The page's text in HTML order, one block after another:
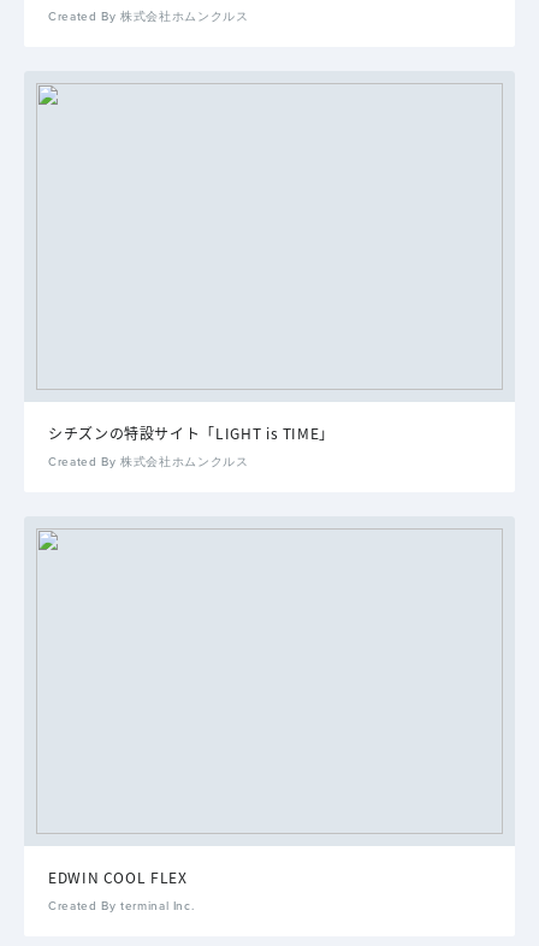
Created By 株式会社ホムンクルス
シチズンの特設サイト「LIGHT is TIME」
Created By 株式会社ホムンクルス
EDWIN COOL FLEX
Created By terminal Inc.